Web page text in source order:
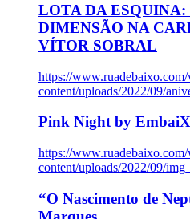
LOTA DA ESQUINA:
DIMENSÃO NA
VÍTOR SOBRAL
https://
content/uploads/2022/09/
Pink Night by
https://
content/uploads/2022/09/
“O Nascimento de